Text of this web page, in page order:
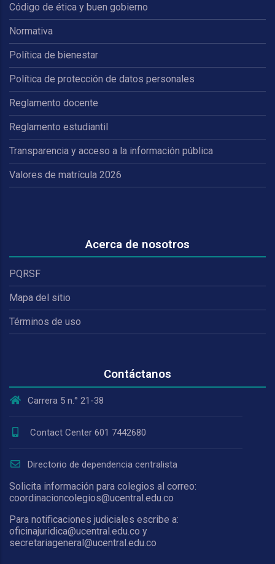
Código de ética y buen gobierno
Normativa
Política de bienestar
Política de protección de datos personales
Reglamento docente
Reglamento estudiantil
Transparencia y acceso a la información pública
Valores de matrícula 2026
Acerca de nosotros
PQRSF
Mapa del sitio
Términos de uso
Contáctanos
Carrera 5 n.° 21-38
Contact Center 601 7442680
Directorio de dependencia centralista
Solicita información para colegios al correo:
coordinacioncolegios@ucentral.edu.co
Para notificaciones judiciales escribe a:
oficinajuridica@ucentral.edu.co y
secretariageneral@ucentral.edu.co